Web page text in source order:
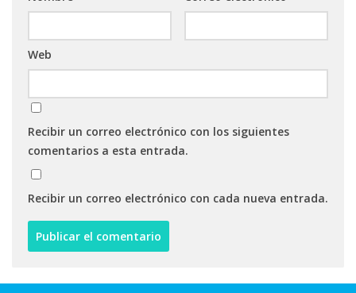
Web
Recibir un correo electrónico con los siguientes
comentarios a esta entrada.
Recibir un correo electrónico con cada nueva entrada.